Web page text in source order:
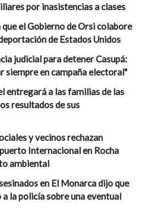
por inasistencias a clases
el Gobierno de Orsi colabore
de Estados Unidos
judicial para detener Casupá:
siempre en campaña electoral"
entregará a las familias de las
resultados de sus
y vecinos rechazan
Internacional en Rocha
ambiental
en El Monarca dijo que
la policía sobre una eventual